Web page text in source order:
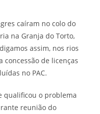
caíram no colo do
na Granja do Torto,
assim, nos rios
concessão de licenças
no PAC.
qualificou o problema
reunião do